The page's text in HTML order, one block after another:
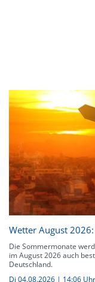
Wetter August
Die Sommermonate
im August 2026 auch
Deutschland.
Di 04.08.2026 | 14:06 Uhr